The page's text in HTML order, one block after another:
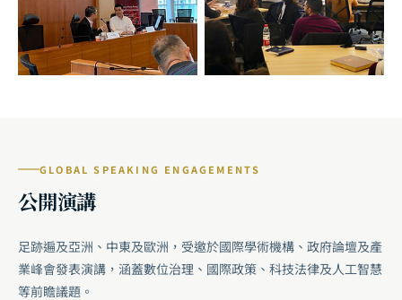
GLOBAL SPEAKING ENGAGEMENTS
公開演講
足跡遍及亞洲、中東及歐洲，受邀於國際學術機構、政府論壇及產
業峰會發表演講，涵蓋數位治理、國際政策、科技法律及人工智慧
等前瞻議題。